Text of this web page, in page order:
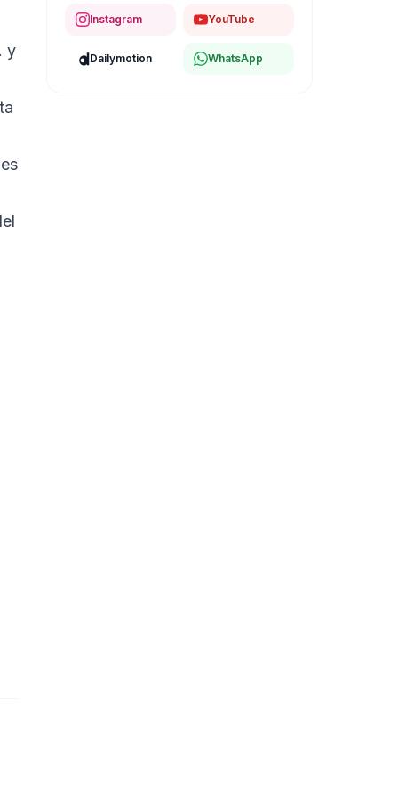
y
Instagram YouTube
Dailymotion WhatsApp